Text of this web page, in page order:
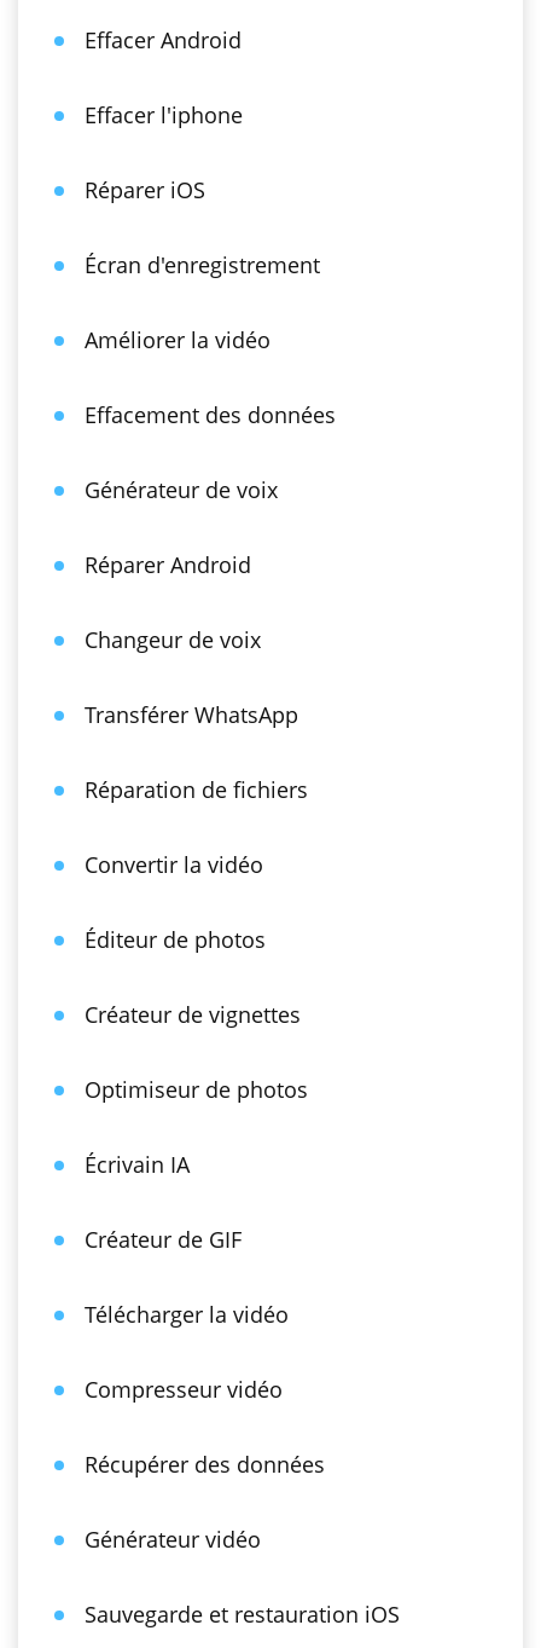
Effacer Android
Effacer l'iphone
Réparer iOS
Écran d'enregistrement
Améliorer la vidéo
Effacement des données
Générateur de voix
Réparer Android
Changeur de voix
Transférer WhatsApp
Réparation de fichiers
Convertir la vidéo
Éditeur de photos
Créateur de vignettes
Optimiseur de photos
Écrivain IA
Créateur de GIF
Télécharger la vidéo
Compresseur vidéo
Récupérer des données
Générateur vidéo
Sauvegarde et restauration iOS